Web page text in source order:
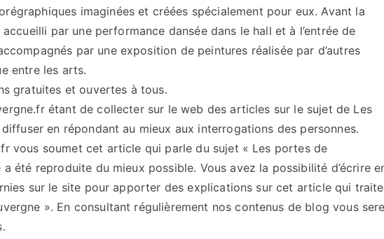
imaginées et créées spécialement pour eux. Avant la
par une performance dansée dans le hall et à l’entrée de
par une exposition de peintures réalisée par d’autres
entre les arts.
gratuites et ouvertes à tous.
étant de collecter sur le web des articles sur le sujet de Les
en répondant au mieux aux interrogations des personnes.
vous soumet cet article qui parle du sujet « Les portes de
a été reproduite du mieux possible. Vous avez la possibilité d’écrire
sur le site pour apporter des explications sur cet article qui traite
». En consultant régulièrement nos contenus de blog vous